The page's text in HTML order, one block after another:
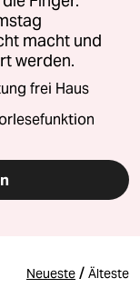
macht und
werden.
frei Haus
Neueste / Älteste